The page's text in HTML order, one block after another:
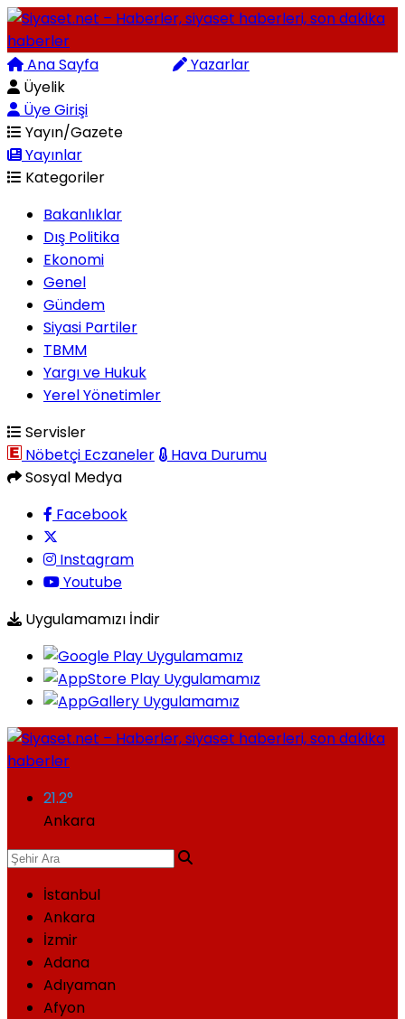
Ana Sayfa
Yazarlar
Üyelik
Üye Girişi
Yayın/Gazete
Yayınlar
Kategoriler
Bakanlıklar
Dış Politika
Ekonomi
Genel
Gündem
Siyasi Partiler
TBMM
Yargı ve Hukuk
Yerel Yönetimler
Servisler
Nöbetçi Eczaneler
Hava Durumu
Sosyal Medya
Facebook
Instagram
Youtube
Uygulamamızı İndir
21.2°
Ankara
İstanbul
Ankara
İzmir
Adana
Adıyaman
Afyon